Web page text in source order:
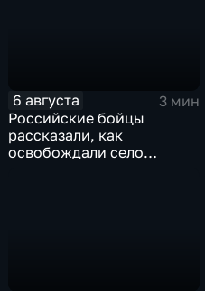
6 августа
3 мин
Российские бойцы
рассказали, как
освобождали село